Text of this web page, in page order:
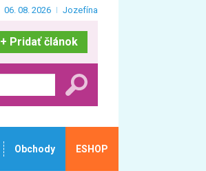
06. 08. 2026 Jozefína
+ Pridať článok
Obchody ESHOP